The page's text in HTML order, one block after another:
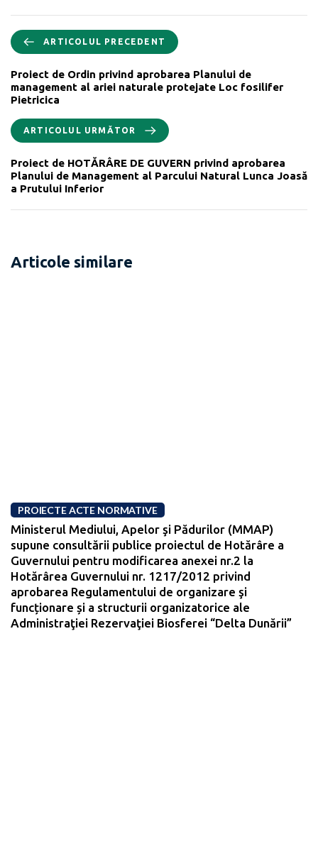
ARTICOLUL PRECEDENT
Proiect de Ordin privind aprobarea Planului de
management al ariei naturale protejate Loc fosilifer
Pietricica
ARTICOLUL URMĂTOR
Proiect de HOTĂRÂRE DE GUVERN privind aprobarea
Planului de Management al Parcului Natural Lunca Joasă
a Prutului Inferior
Articole similare
PROIECTE ACTE NORMATIVE
Ministerul Mediului, Apelor şi Pădurilor (MMAP)
supune consultării publice proiectul de Hotărâre a
Guvernului pentru modificarea anexei nr.2 la
Hotărârea Guvernului nr. 1217/2012 privind
aprobarea Regulamentului de organizare şi
funcționare și a structurii organizatorice ale
Administraţiei Rezervaţiei Biosferei “Delta Dunării”